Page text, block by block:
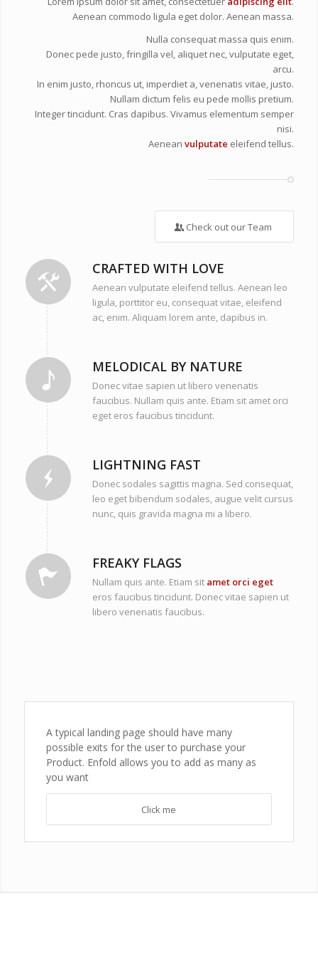
Aenean commodo ligula eget dolor. Aenean massa.
Nulla consequat massa quis enim.
Donec pede justo, fringilla vel, aliquet nec, vulputate eget,
arcu.
In enim justo, rhoncus ut, imperdiet a, venenatis vitae, justo.
Nullam dictum felis eu pede mollis pretium.
Integer tincidunt. Cras dapibus. Vivamus elementum semper
nisi.
Aeneanvulputate eleifend tellus.
Check out our Team
CRAFTED WITH LOVE
Aenean vulputate eleifend tellus. Aenean leo
ligula, porttitor eu, consequat vitae, eleifend
ac, enim. Aliquam lorem ante, dapibus in.
MELODICAL BY NATURE
Donec vitae sapien ut libero venenatis
faucibus. Nullam quis ante. Etiam sit amet orci
eget eros faucibus tincidunt.
LIGHTNING FAST
Donec sodales sagittis magna. Sed consequat,
leo eget bibendum sodales, augue velit cursus
nunc, quis gravida magna mi a libero.
FREAKY FLAGS
Nullam quis ante. Etiam sit amet orci eget
eros faucibus tincidunt. Donec vitae sapien ut
libero venenatis faucibus.
A typical landing page should have many
possible exits for the user to purchase your
Product. Enfold allows you to add as many as
you want
Click me